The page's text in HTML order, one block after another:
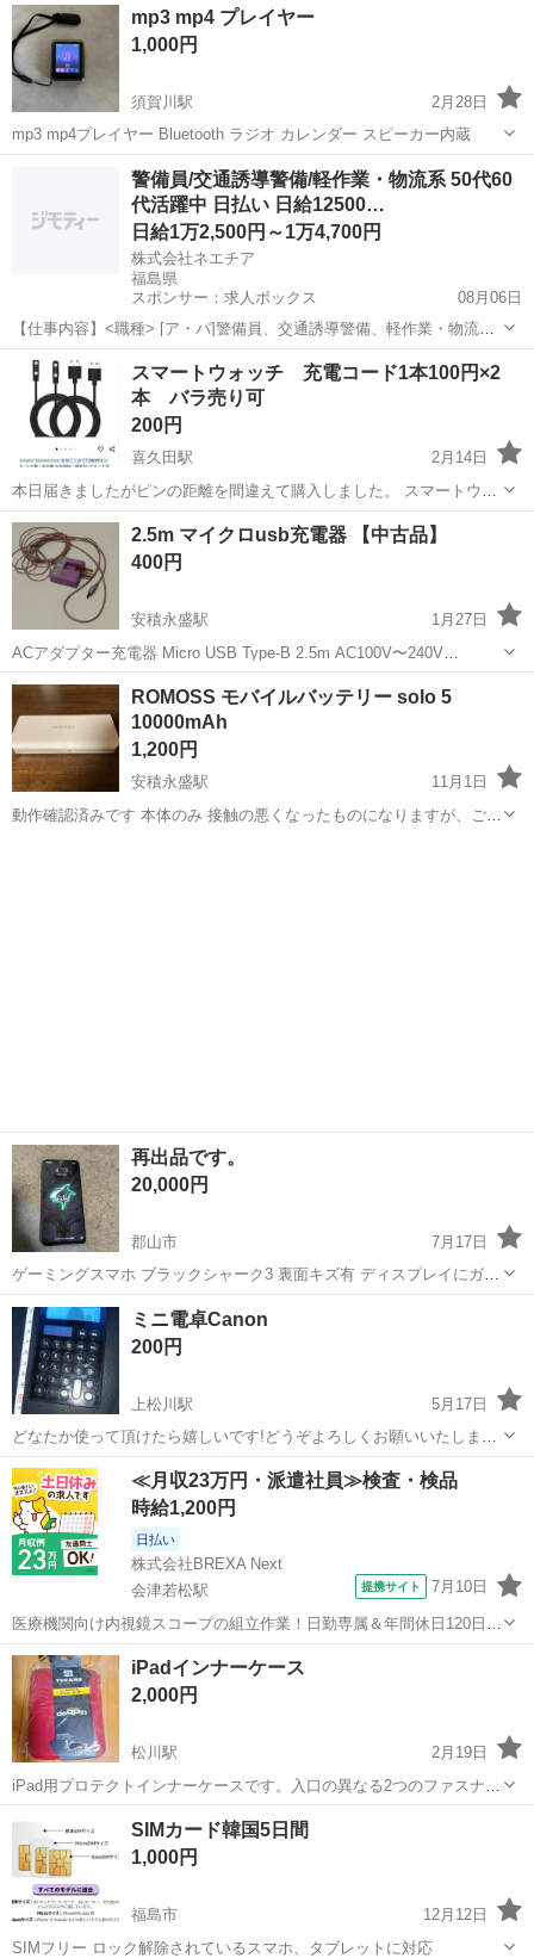
福島 福島市 その他
mp3 mp4 プレイヤー
1,000円
須賀川駅
2月28日
mp3 mp4プレイヤー Bluetooth ラジオ カレンダー スピーカー内蔵
須賀川市 須賀川駅 その他 プレイヤー
警備員/交通誘導警備/軽作業・物流系 50代60
代活躍中 日払い 日給12500…
日給1万2,500円～1万4,700円
株式会社ネエチア
福島県
スポンサー：求人ボックス
08月06日
【仕事内容】<職種> [ア・パ]警備員、交通誘導警備、軽作業・物流そ
の他 <雇用形態> アルバイト・パート <給与> [ア・パ]日給12,500円～
14,700円 日勤:12,500円 夜勤:14,700円 一部日払いOK 1勤務...
アルバイト・パート
スマートウォッチ 充電コード1本100円×2
本 バラ売り可
200円
喜久田駅
2月14日
本日届きましたがピンの距離を間違えて購入しました。 スマートウォ
ッチの充電コードは100円ショップでも見かけないので使用できる方は
是非どうぞ。
福島 郡山市 喜久田駅 スマートウォッチ
2.5m マイクロusb充電器 【中古品】
400円
安積永盛駅
1月27日
ACアダプター充電器 Micro USB Type-B 2.5m AC100V〜240V
50/60Hz DC5.3V 600mA オズマ株式会社 古いものですが、使用に問題
ありません。 線が長いの...
福島 郡山市 その他 充電器
ROMOSS モバイルバッテリー solo 5
10000mAh
1,200円
安積永盛駅
11月1日
動作確認済みです 本体のみ 接触の悪くなったものになりますが、ご希
再出品です。
20,000円
郡山市
7月17日
ゲーミングスマホ ブラックシャーク3 裏面キズ有 ディスプレイにガラ
スフィルム付き デュアルsim ゲーム専用モード搭載 CODや原神など重
いゲームもサクサク動きます 動作確認済み（購入後の不具合は保証し
かねます） サブス...
福島 郡山市 その他
ミニ電卓Canon
200円
上松川駅
5月17日
どなたか使って頂けたら嬉しいです!どうぞよろしくお願いいたします
🙇 #電卓#Canon#計算#ソーラー#永久#電池いらず#文房具
福島 福島市 上松川駅 その他 電卓
≪月収23万円・派遣社員≫検査・検品
時給1,200円
日払い
株式会社BREXA Next
会津若松駅
提携サイト 7月10日
医療機関向け内視鏡スコープの組立作業！日勤専属＆年間休日120日
★◎20代～40代の男女活躍中！送迎あり！マイカー通勤OK◎無料駐車
場あり★日払いあり◎空調完備で快適作業！《福島県会津若松市》 人
気の工場のお仕事 ◇医療機...
福島 会津若松市 会津若松駅
iPadインナーケース
2,000円
松川駅
2月19日
iPad用プロテクトインナーケースです。入口の異なる2つのファスナー
を装備しており、コードなどのアクセサリーなどとiPadを別々のポケ
ットに収納できます。■適応モデル■ iPad/iPad2/iPad3/iPad4 素材...
その他 インナー
SIMカード韓国5日間
1,000円
福島市
12月12日
SIMフリー ロック解除されているスマホ、タブレットに対応